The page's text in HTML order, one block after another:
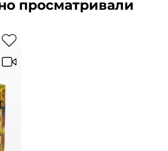
просматривали